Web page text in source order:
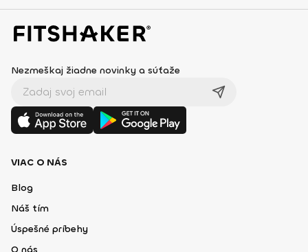
Nezmeškaj žiadne novinky a súťaže
VIAC O NÁS
Blog
Náš tím
Úspešné príbehy